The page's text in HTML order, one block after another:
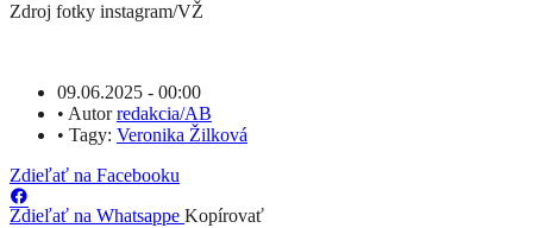
Zdroj fotky instagram/VŽ
09.06.2025 - 00:00
• Autorredakcia/AB
• Tagy: Veronika Žilková
Zdieľať na Facebooku
Zdieľať na Whatsappe Kopírovať